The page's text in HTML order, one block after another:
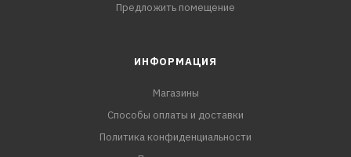
Предложить помещение
ИНФОРМАЦИЯ
Магазины
Способы оплаты и доставки
Политика конфиденциальности